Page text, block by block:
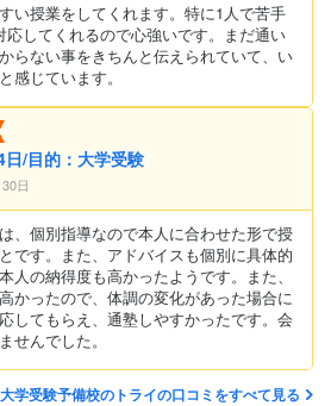
い授業をしてくれます。特に1人で苦手
応してくれるので心強いです。まだ通い
らない事をきちんと伝えられていて、い
感じています。
/目的：大学受験
日
、個別指導なので本人に合わせた形で授
です。また、アドバイスも個別に具体的
人の納得度も高かったようです。また、
かったので、体調の変化があった場合に
してもらえ、通塾しやすかったです。会
せんでした。
大学受験予備校のトライの口コミをすべて見る